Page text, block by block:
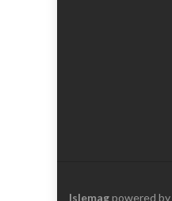
Islemagpowered by